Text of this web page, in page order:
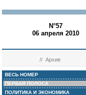
N°57
06 апреля 2010
//Архив
ВЕСЬ НОМЕР
ПЕРВАЯ ПОЛОСА
ПОЛИТИКА И ЭКОНОМИКА